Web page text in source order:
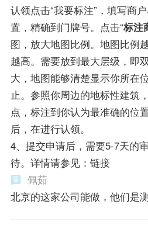
认领点击“我要标注”，填写商
置，精确到门牌号。点击“标注
图，放大地图比例。地图比例
越高。需要放到最大层级，即
大，地图能够清楚显示你所在
止。参照你周边的地标性建筑
点，标注到你认为最准确的位
后，在进行认领。
4、提交申请后，需要5-7天的
待。详情请参见：链接
佩茹
北京的这家公司能做，他们是